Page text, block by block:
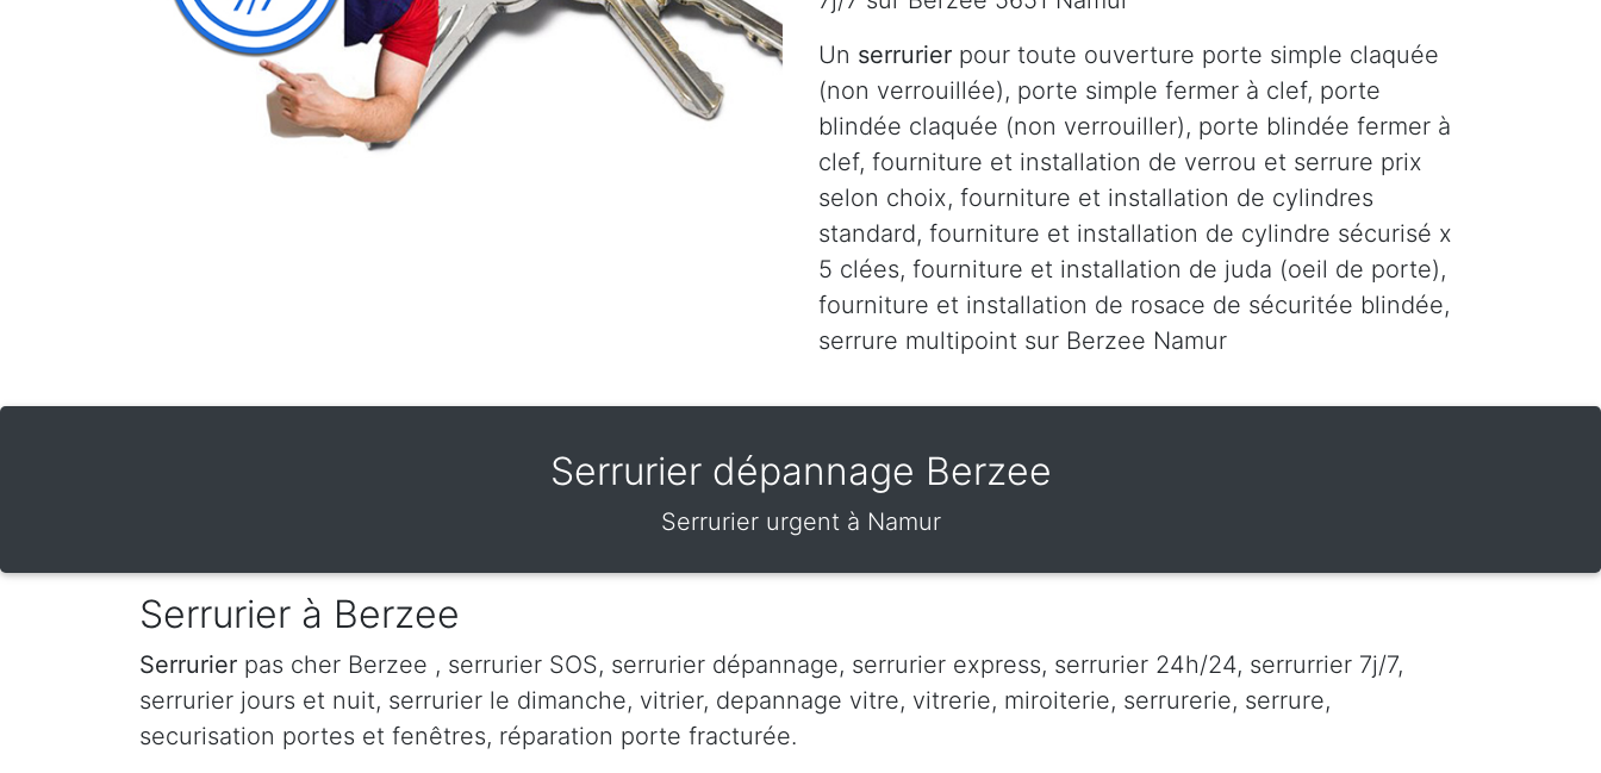
Un serrurier pour toute ouverture porte simple claquée
(non verrouillée), porte simple fermer à clef, porte
blindée claquée (non verrouiller), porte blindée fermer à
clef, fourniture et installation de verrou et serrure prix
selon choix, fourniture et installation de cylindres
standard, fourniture et installation de cylindre sécurisé x
5 clées, fourniture et installation de juda (oeil de porte),
fourniture et installation de rosace de sécuritée blindée,
serrure multipoint sur Berzee Namur
Serrurier dépannage Berzee
Serrurier urgent à Namur
Serrurier à Berzee
Serrurier pas cher Berzee , serrurier SOS, serrurier dépannage, serrurier express, serrurier 24h/24, serrurrier 7j/7,
serrurier jours et nuit, serrurier le dimanche, vitrier, depannage vitre, vitrerie, miroiterie, serrurerie, serrure,
securisation portes et fenêtres, réparation porte fracturée.